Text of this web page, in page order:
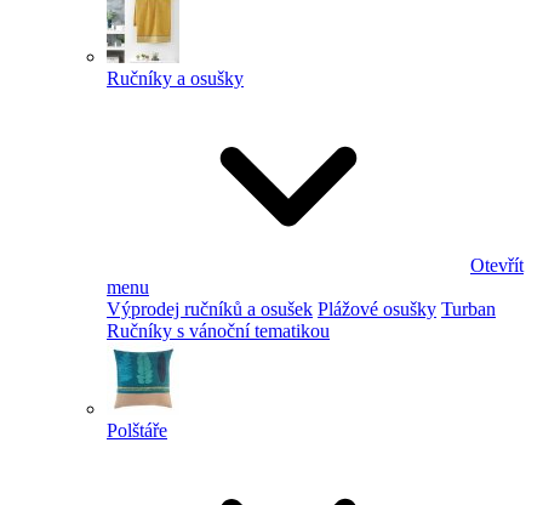
Ručníky a osušky
Otevřít
menu
Výprodej ručníků a osušek Plážové osušky Turban
Ručníky s vánoční tematikou
Polštáře